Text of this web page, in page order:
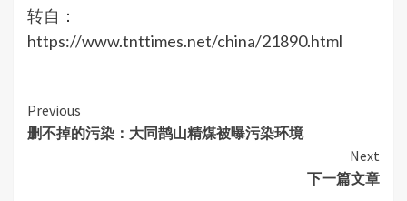
转自：
https://www.tnttimes.net/china/21890.html
Continue
Reading
Previous
删不掉的污染：大同鹊山精煤被曝污染环境
Next
下一篇文章